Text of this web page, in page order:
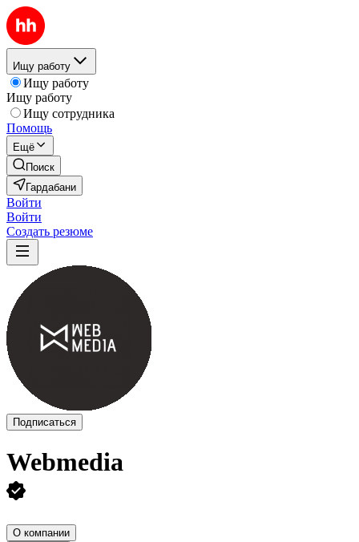
Ищу работу
Ищу работу
Ищу работу
Ищу сотрудника
Помощь
Ещё
Поиск
Гардабани
Войти
Войти
Создать резюме
Подписаться
Webmedia
О компании